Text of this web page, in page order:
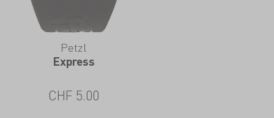
Petzl
Express
CHF 5.00